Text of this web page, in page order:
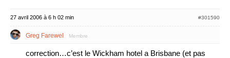
27 avril 2006 à 6 h 02 min #301590
Greg Farewel Membre
correction…c’est le Wickham hotel a Brisbane (et pas